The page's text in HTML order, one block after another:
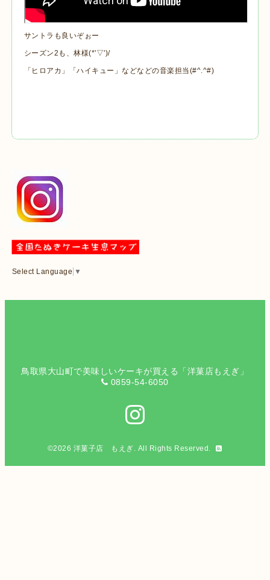
サントラも良いぞぉー
シーズン2も、林様(*'▽')/
「ヒロアカ」「ハイキュー」などなどの音楽担当(#^.^#)
Select Language ▼
鳥取県大山町で美味しいケーキが買える「洋菓店もえぎ」
0859-54-6050
©2026 洋菓子店 もえぎ. All Rights Reserved.